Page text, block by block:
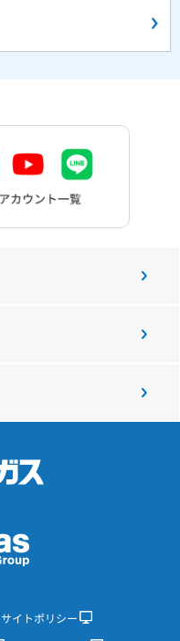
サイトポリシー